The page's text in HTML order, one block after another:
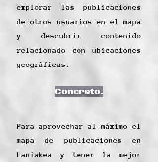
explorar las publicaciones
de otros usuarios en el mapa
y descubrir contenido
relacionado con ubicaciones
geográficas.
Concreto.
Para aprovechar al máximo el
mapa de publicaciones en
Laniakea y tener la mejor